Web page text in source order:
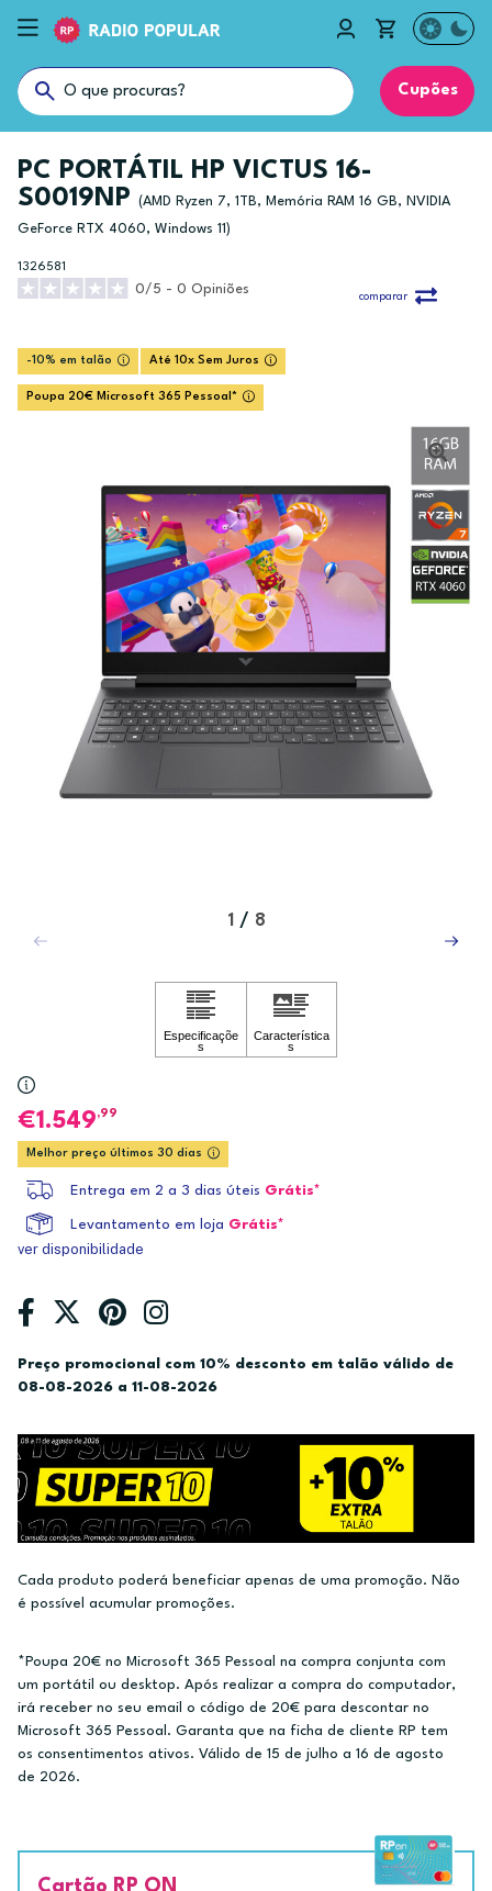
Cupões
PC PORTÁTIL HP VICTUS 16-
S0019NP
(AMD Ryzen 7, 1TB, Memória RAM 16 GB, NVIDIA
GeForce RTX 4060, Windows 11)
1326581
0/5 - 0 Opiniões
comparar
-10% em talão Até 10x Sem Juros
Poupa 20€ Microsoft 365 Pessoal*
1 / 8
1.549,99
Melhor preço últimos 30 dias
Entrega em 2 a 3 dias úteis Grátis*
Levantamento em loja Grátis*
ver disponibilidade
Preço promocional com 10% desconto em talão válido de
08-08-2026 a 11-08-2026
Cada produto poderá beneficiar apenas de uma promoção. Não
é possível acumular promoções.
*Poupa 20€ no Microsoft 365 Pessoal na compra conjunta com
um portátil ou desktop. Após realizar a compra do computador,
irá receber no seu email o código de 20€ para descontar no
Microsoft 365 Pessoal. Garanta que na ficha de cliente RP tem
os consentimentos ativos. Válido de 15 de julho a 16 de agosto
de 2026.
Cartão RP ON